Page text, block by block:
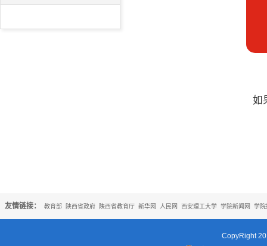
如
友情链接： 教育部 陕西省政府 陕西省教育厅 新华网 人民网 西安理工大学 学院新闻网 学院
CopyRight